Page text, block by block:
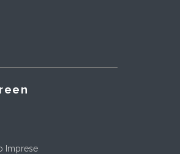
Imprese